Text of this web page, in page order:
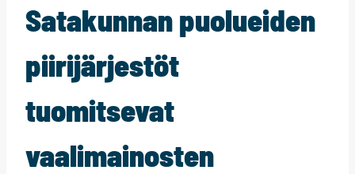
Satakunnan puolueiden
piirijärjestöt
tuomitsevat
vaalimainosten